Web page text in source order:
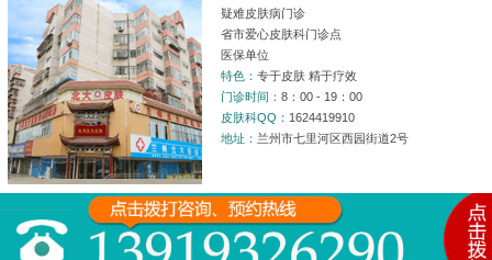
疑难皮肤病门诊
省市爱心皮肤科门诊点
医保单位
特色：专于皮肤 精于疗效
门诊时间：8：00 - 19：00
皮肤科QQ： 1624419910
地址： 兰州市七里河区西园街道2号